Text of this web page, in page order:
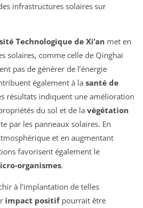
infrastructures solaires sur
Technologique de Xi’an met en
solaires, comme celle de Qinghai
pas de générer de l’énergie
également à la santé de
résultats indiquent une amélioration
du sol et de la végétation
par les panneaux solaires. En
et en augmentant
favorisent également le
organismes.
à l’implantation de telles
impact positifpourrait être